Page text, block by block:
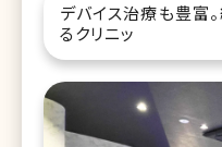
デバイス治療も豊富
るクリニッ